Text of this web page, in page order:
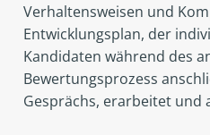
Verhaltensweisen und
Entwicklungsplan, der
Kandidaten während des
Bewertungsprozess
Gesprächs, erarbeitet und